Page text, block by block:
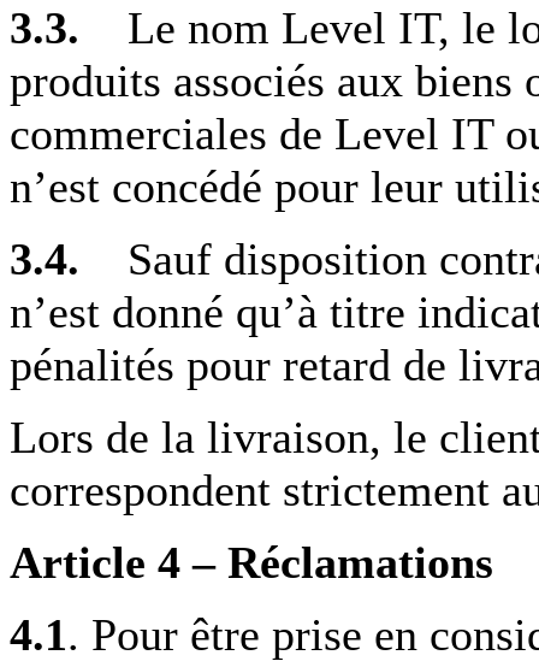
3.3. Le nom Level IT, le
produits associés aux biens
commerciales de Level IT
n’est concédé pour leur
3.4. Sauf disposition
n’est donné qu’à titre
pénalités pour retard de
Lors de la livraison, le
correspondent strictement
Article 4 – Réclamations
4.1. Pour être prise en